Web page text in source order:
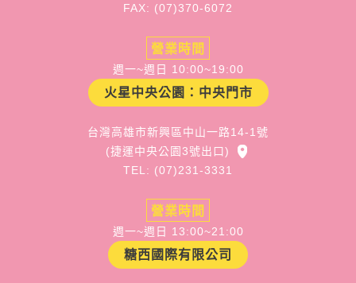
FAX: (07)370-6072
營業時間
週一~週日 10:00~19:00
火星中央公園：中央門市
台灣高雄市新興區中山一路14-1號
(捷運中央公園3號出口)
TEL: (07)231-3331
營業時間
週一~週日 13:00~21:00
糖西國際有限公司